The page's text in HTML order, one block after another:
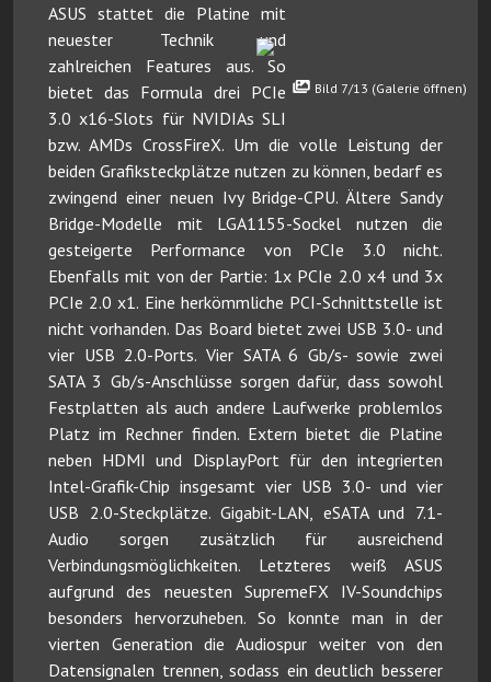
Bild 7/13 (Galerie öffnen)
ASUS stattet die Platine mit
neuester Technik und
zahlreichen Features aus. So
bietet das Formula drei PCIe
3.0 x16-Slots für NVIDIAs SLI
bzw. AMDs CrossFireX. Um die volle Leistung der
beiden Grafiksteckplätze nutzen zu können, bedarf es
zwingend einer neuen Ivy Bridge-CPU. Ältere Sandy
Bridge-Modelle mit LGA1155-Sockel nutzen die
gesteigerte Performance von PCIe 3.0 nicht.
Ebenfalls mit von der Partie: 1x PCIe 2.0 x4 und 3x
PCIe 2.0 x1. Eine herkömmliche PCI-Schnittstelle ist
nicht vorhanden. Das Board bietet zwei USB 3.0- und
vier USB 2.0-Ports. Vier SATA 6 Gb/s- sowie zwei
SATA 3 Gb/s-Anschlüsse sorgen dafür, dass sowohl
Festplatten als auch andere Laufwerke problemlos
Platz im Rechner finden. Extern bietet die Platine
neben HDMI und DisplayPort für den integrierten
Intel-Grafik-Chip insgesamt vier USB 3.0- und vier
USB 2.0-Steckplätze. Gigabit-LAN, eSATA und 7.1-
Audio sorgen zusätzlich für ausreichend
Verbindungsmöglichkeiten. Letzteres weiß ASUS
aufgrund des neuesten SupremeFX IV-Soundchips
besonders hervorzuheben. So konnte man in der
vierten Generation die Audiospur weiter von den
Datensignalen trennen, sodass ein deutlich besserer